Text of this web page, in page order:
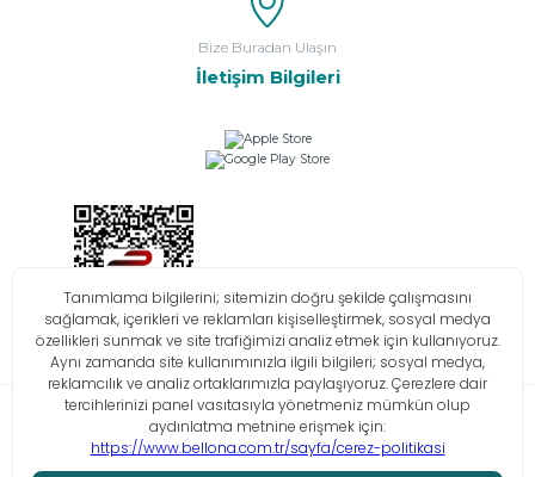
Bize Buradan Ulaşın
İletişim Bilgileri
Bilgi Toplumu Hizmetleri KVKK Çerez Politikası İşlem Rehberi